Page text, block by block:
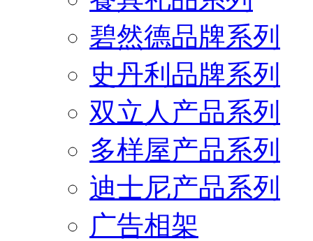
碧然德品牌系列
史丹利品牌系列
双立人产品系列
多样屋产品系列
迪士尼产品系列
广告相架